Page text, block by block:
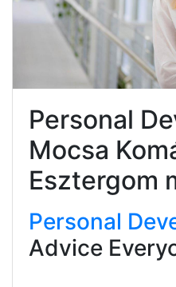
Personal
Mocsa
Esztergom
Personal
Advice